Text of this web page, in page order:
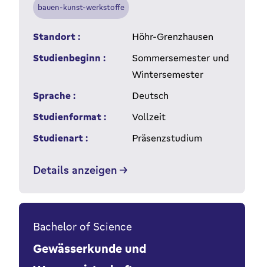
bauen-kunst-werkstoffe
Standort :
Höhr-Grenzhausen
Studienbeginn :
Sommersemester und
Wintersemester
Sprache :
Deutsch
Studienformat :
Vollzeit
Studienart :
Präsenzstudium
Details anzeigen
Bachelor of Science
Gewässerkunde und